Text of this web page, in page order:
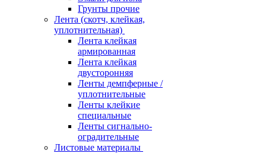
Грунты прочие
Лента (скотч, клейкая,
уплотнительная)
Лента клейкая
армированная
Лента клейкая
двусторонняя
Ленты демпферные /
уплотнительные
Ленты клейкие
специальные
Ленты сигнально-
оградительные
Листовые материалы